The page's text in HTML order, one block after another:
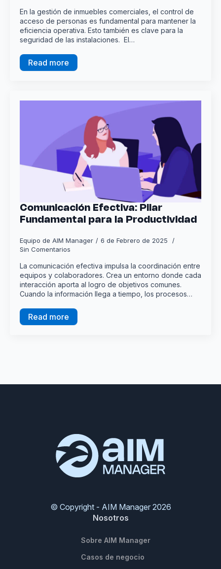
En la gestión de inmuebles comerciales, el control de
acceso de personas es fundamental para mantener la
eficiencia operativa. Esto también es clave para la
seguridad de las instalaciones. El…
Read more
Comunicación Efectiva: Pilar
Fundamental para la Productividad
Equipo de AIM Manager
6 de Febrero de 2025
Sin Comentarios
La comunicación efectiva impulsa la coordinación entre
equipos y colaboradores. Crea un entorno donde cada
interacción aporta al logro de objetivos comunes.
Cuando la información llega a tiempo, los procesos…
Read more
© Copyright - AIM Manager 2026
Nosotros
Sobre AIM Manager
Casos de negocio